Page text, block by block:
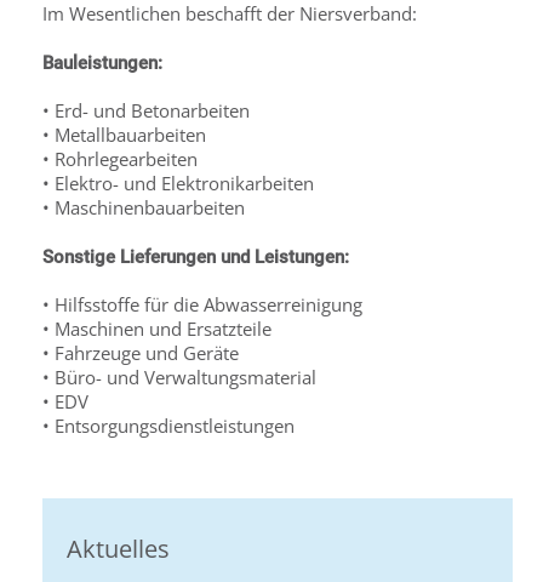
Im Wesentlichen beschafft der Niersverband:
Bauleistungen:
• Erd- und Betonarbeiten
• Metallbauarbeiten
• Rohrlegearbeiten
• Elektro- und Elektronikarbeiten
• Maschinenbauarbeiten
Sonstige Lieferungen und Leistungen:
• Hilfsstoffe für die Abwasserreinigung
• Maschinen und Ersatzteile
• Fahrzeuge und Geräte
• Büro- und Verwaltungsmaterial
• EDV
• Entsorgungsdienstleistungen
Aktuelles